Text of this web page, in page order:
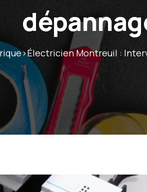
>Électricien Montreuil :